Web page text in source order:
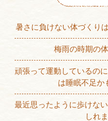
暑さに負けない体づくり
梅雨の時期の
頑張って運動しているの
は睡眠不足か
最近思ったように歩けな
しれ